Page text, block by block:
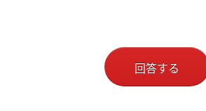
回答する